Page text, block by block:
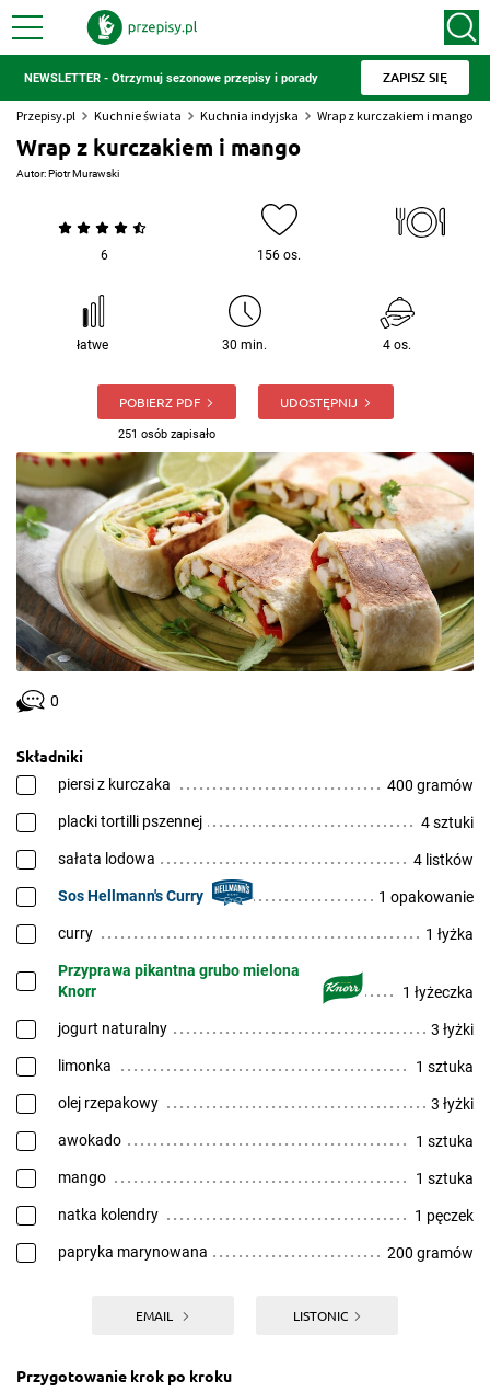
NEWSLETTER - Otrzymuj sezonowe przepisy i porady ZAPISZ SIĘ
Przepisy.pl Kuchnie świata Kuchnia indyjska Wrap z kurczakiem i mango
Wrap z kurczakiem i mango
Autor:Piotr Murawski
6 156 os.
łatwe 30 min. 4 os.
POBIERZ PDF
251 osób zapisało
UDOSTĘPNIJ
0
Składniki
piersi z kurczaka 400 gramów
placki tortilli pszennej 4 sztuki
sałata lodowa 4 listków
Sos Hellmann's Curry 1 opakowanie
curry 1 łyżka
Przyprawa pikantna grubo mielona
Knorr
1 łyżeczka
jogurt naturalny 3 łyżki
limonka 1 sztuka
olej rzepakowy 3 łyżki
awokado 1 sztuka
mango 1 sztuka
natka kolendry 1 pęczek
papryka marynowana 200 gramów
EMAIL LISTONIC
Przygotowanie krok po kroku